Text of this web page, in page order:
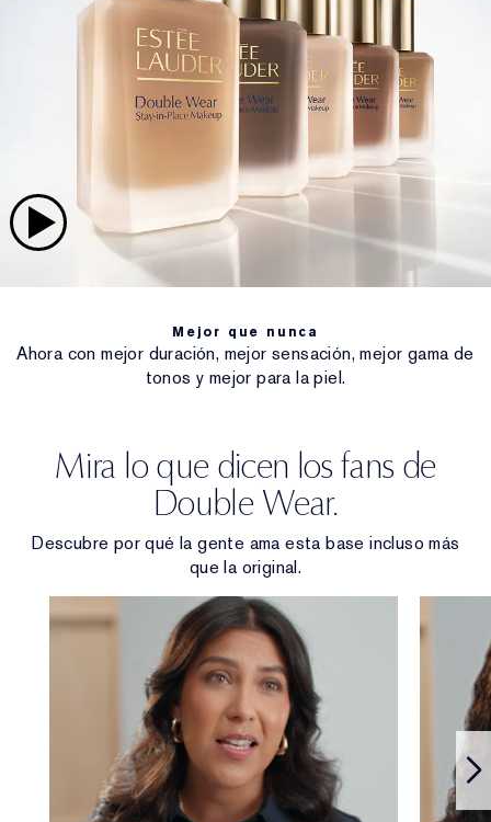
Mejor que nunca
Ahora con mejor duración, mejor sensación, mejor gama de
tonos y mejor para la piel.
Mira lo que dicen los fans de
Double Wear.
Descubre por qué la gente ama esta base incluso más
que la original.